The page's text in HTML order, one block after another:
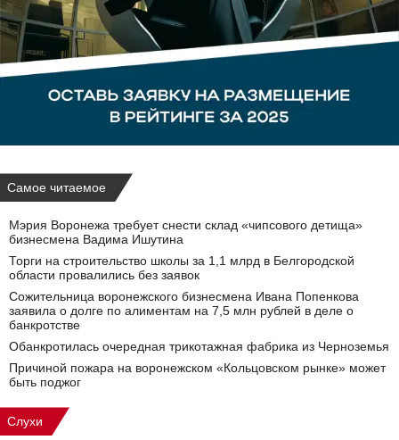
Самое читаемое
Мэрия Воронежа требует снести склад «чипсового детища»
бизнесмена Вадима Ишутина
Торги на строительство школы за 1,1 млрд в Белгородской
области провалились без заявок
Сожительница воронежского бизнесмена Ивана Попенкова
заявила о долге по алиментам на 7,5 млн рублей в деле о
банкротстве
Обанкротилась очередная трикотажная фабрика из Черноземья
Причиной пожара на воронежском «Кольцовском рынке» может
быть поджог
Слухи